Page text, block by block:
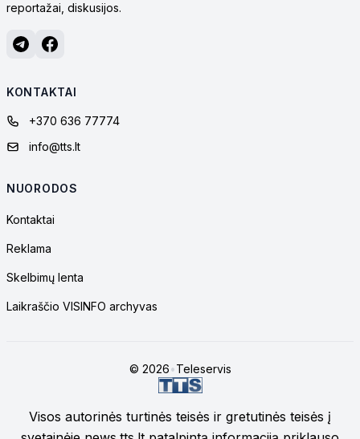
reportažai, diskusijos.
KONTAKTAI
+370 636 77774
info@tts.lt
NUORODOS
Kontaktai
Reklama
Skelbimų lenta
Laikraščio VISINFO archyvas
© 2026•Teleservis
Visos autorinės turtinės teisės ir gretutinės teisės į